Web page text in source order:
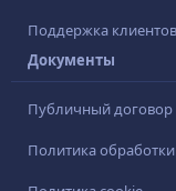
Поддержка клиентов
Документы
Публичный договор
Политика